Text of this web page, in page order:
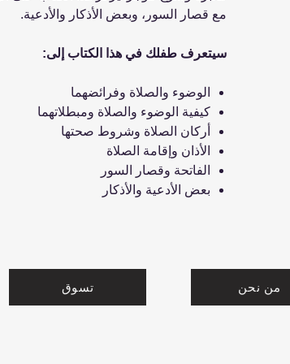
مع قصار السور، وبعض الأذكار والأدعية.
سيتعرف طفلك في هذا الكتاب إلى:
الوضوء والصلاة وفرائضهما
كيفية الوضوء والصلاة ومبطلاتهما
أركان الصلاة وشروط صحتها
الأذان وإقامة الصلاة
الفاتحة وقصار السور
بعض الأدعية والأذكار
تسوق من نحن